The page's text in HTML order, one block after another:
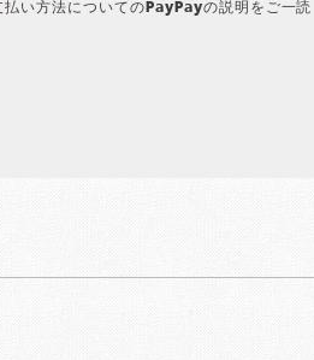
い方法についてのPayPayの説明をご一読